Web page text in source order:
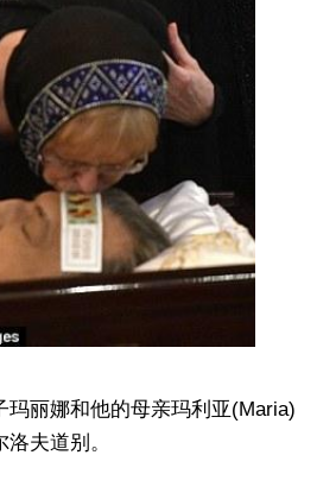
玛丽娜和他的母亲玛利亚(Maria)
洛夫道别。